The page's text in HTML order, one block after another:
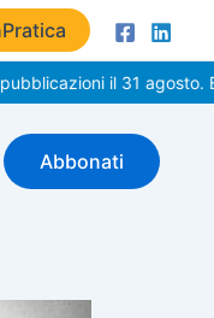
il 31 agosto.
Abbonati